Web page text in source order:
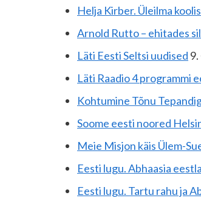
Helja Kirber. Üleilma
Arnold Rutto – ehitades
Läti Eesti Seltsi uudised
Läti Raadio 4 programmi
Kohtumine Tõnu
Soome eesti noored
Meie Misjon käis Ülem-
Eesti lugu. Abhaasia
Eesti lugu. Tartu rahu ja